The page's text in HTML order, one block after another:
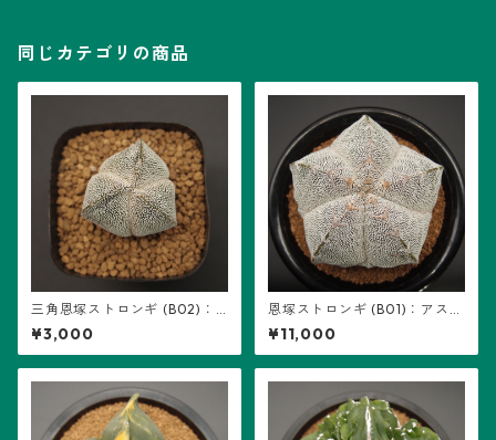
同じカテゴリの商品
三角恩塚ストロンギ (B02)：
アストロフィツム属 ※実生
¥3,000
恩塚ストロンギ (B01)：アスト
ロフィツム属 ※実生
¥11,000